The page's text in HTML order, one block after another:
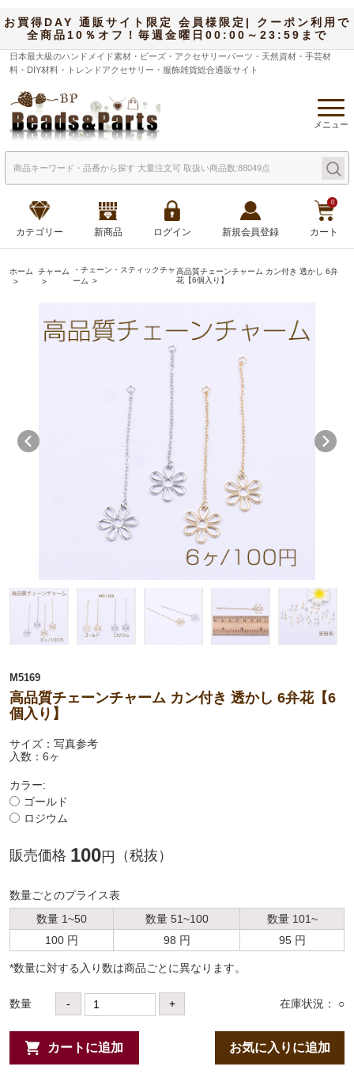
お買得DAY 通販サイト限定 会員様限定| クーポン利用で
全商品10％オフ！毎週金曜日00:00～23:59まで
日本最大級のハンドメイド素材・ビーズ・アクセサリーパーツ・天然資材・手芸材
料・DIY材料・トレンドアクセサリー・服飾雑貨総合通販サイト
メニュー
カテゴリー 新商品 ログイン 新規会員登録
0
カート
ホーム チャーム
・チェーン・スティックチャ
ーム
高品質チェーンチャーム カン付き 透かし 6弁
花【6個入り】
M5169
高品質チェーンチャーム カン付き 透かし 6弁花【6
個入り】
サイズ：写真参考
入数：6ヶ
カラー:
ゴールド
ロジウム
販売価格 100円 （税抜）
数量ごとのプライス表
数量 1~50
数量 51~100
数量 101~
100 円
98 円 95 円
*数量に対する⼊り数は商品ごとに異なります。
数量 - + 在庫状況： ○
カートに追加 お気に入りに追加